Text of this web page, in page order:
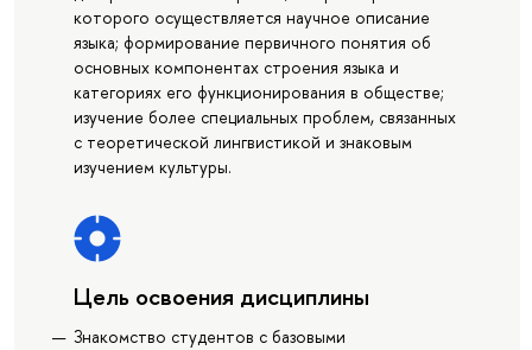
которого осуществляется научное описание
языка; формирование первичного понятия об
основных компонентах строения языка и
категориях его функционирования в обществе;
изучение более специальных проблем, связанных
с теоретической лингвистикой и знаковым
изучением культуры.
Цель освоения дисциплины
Знакомство студентов с базовыми